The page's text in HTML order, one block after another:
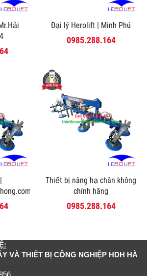
Đại lý Herolift | Minh Phú
0985.288.164
Thiết bị nâng hạ chân không
chính hãng
0985.288.164
VÀ THIẾT BỊ CÔNG NGHIỆP HDH HÀ